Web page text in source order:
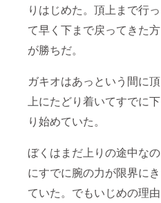
りはじめた。頂上まで行っ
て早く下まで戻ってきた方
が勝ちだ。
ガキオはあっという間に頂
上にたどり着いてすでに下
り始めていた。
ぼくはまだ上りの途中なの
にすでに腕の力が限界にき
ていた。でもいじめの理由